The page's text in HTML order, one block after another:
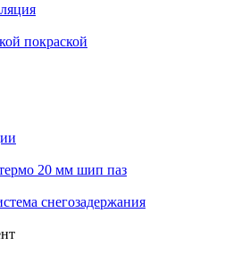
покраской
20 мм шип паз
снегозадержания